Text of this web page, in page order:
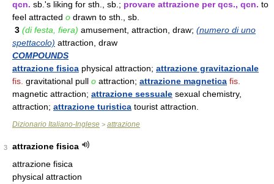
qcn. sb.'s liking for sth., sb.; provare attrazione per qcs., qcn. to
feel attracted o drawn to sth., sb.
3 (di festa, fiera) amusement, attraction, draw; (numero di uno
spettacolo) attraction, draw
COMPOUNDS
attrazione fisica physical attraction; attrazione gravitazionale
fis. gravitational pull o attraction; attrazione magnetica fis.
magnetic attraction; attrazione sessuale sexual chemistry,
attraction; attrazione turistica tourist attraction.
Dizionario Italiano-Inglese > attrazione
3
attrazione fisica
attrazione fisica
physical attraction